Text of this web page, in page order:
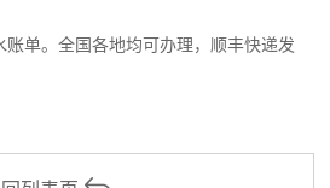
单。全国各地均可办理，顺丰快递发